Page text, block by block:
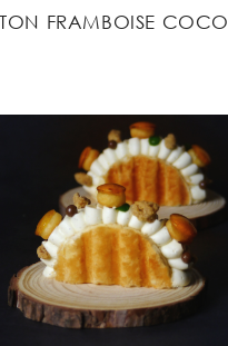
FRAMBOISE COCO